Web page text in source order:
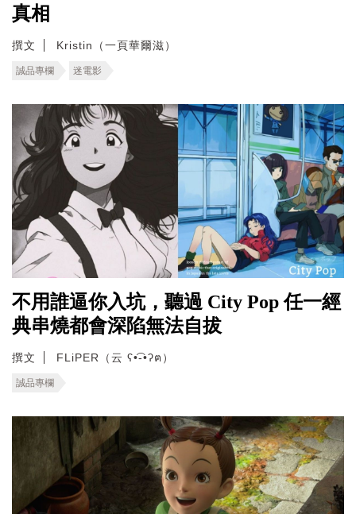
真相
撰文 Kristin（一頁華爾滋）
誠品專欄 迷電影
不用誰逼你入坑，聽過 City Pop 任一經
典串燒都會深陷無法自拔
撰文 FLiPER（云 ʕ•͡-•ʔฅ）
誠品專欄